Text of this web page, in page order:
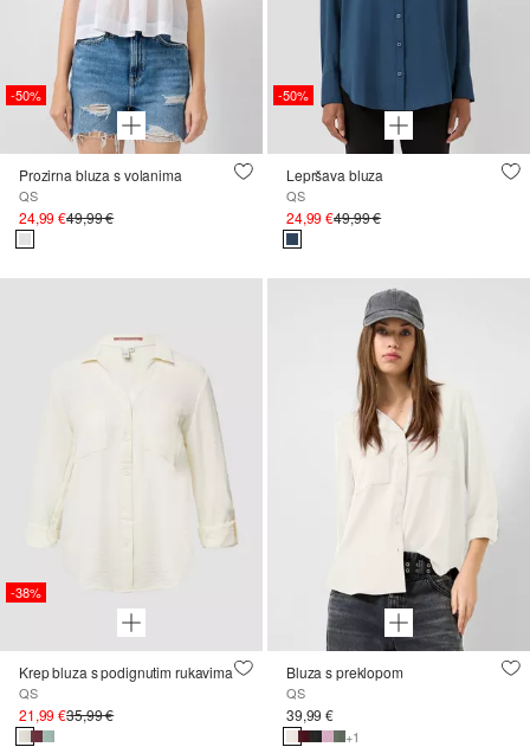
-50%
Prozirna bluza s volanima
QS
24,99 €49,99 €
-50%
Lepršava bluza
QS
24,99 €49,99 €
-38%
Krep bluza s podignutim rukavima
QS
21,99 €35,99 €
Bluza s preklopom
QS
39,99 €
+1